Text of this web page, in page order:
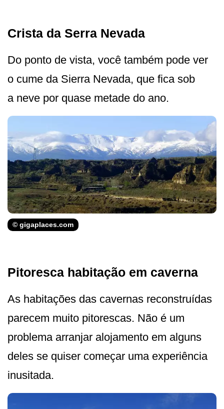
Crista da Serra Nevada
Do ponto de vista, você também pode ver
o cume da Sierra Nevada, que fica sob
a neve por quase metade do ano.
© gigaplaces.com
Pitoresca habitação em caverna
As habitações das cavernas reconstruídas
parecem muito pitorescas. Não é um
problema arranjar alojamento em alguns
deles se quiser começar uma experiência
inusitada.